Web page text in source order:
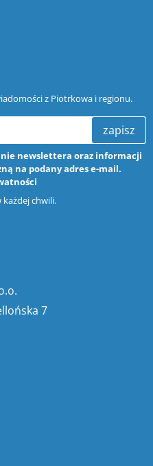
z Piotrkowa i regionu.
zapisz
newslettera oraz informacji
na podany adres e-mail.
każdej chwili.
7